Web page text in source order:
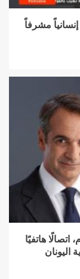
مشرفاً
هاتفيًا